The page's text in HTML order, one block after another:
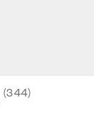
(344)